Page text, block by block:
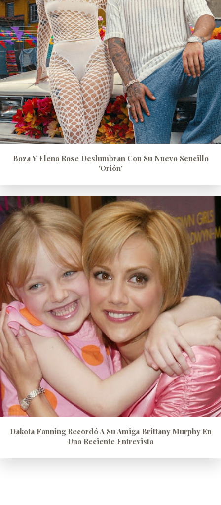
Boza Y Elena Rose Deslumbran Con Su Nuevo Sencillo
'Orión'
Dakota Fanning Recordó A Su Amiga Brittany Murphy En
Una Reciente Entrevista